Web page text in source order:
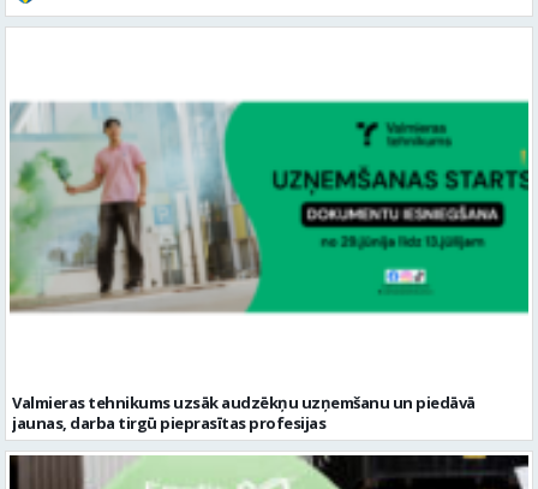
Valmieras tehnikums uzsāk audzēkņu uzņemšanu un piedāvā
jaunas, darba tirgū pieprasītas profesijas